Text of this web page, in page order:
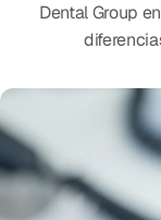
GENERAL
Tratamiento de
Extracciones
Protectores
Dental Group